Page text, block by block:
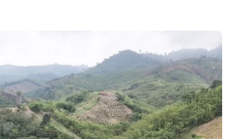
cuộc đua trở thành nước
hàng đầu